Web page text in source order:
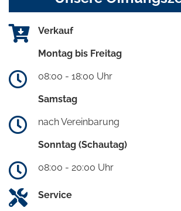
Verkauf
Montag bis Freitag
08:00 - 18:00 Uhr
Samstag
nach Vereinbarung
Sonntag (Schautag)
08:00 - 20:00 Uhr
Service